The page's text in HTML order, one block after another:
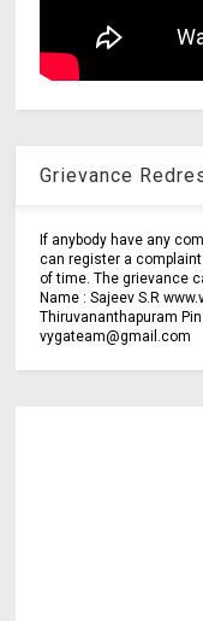
Grievance
If anybody have any
can register a
of time. The grievance
Name : Sajeev S.R
Thiruvananthapuram
vygateam@gmail.com